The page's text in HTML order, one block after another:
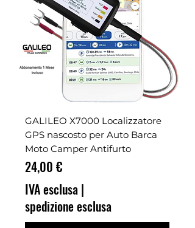
GALILEO X7000 Localizzatore
GPS nascosto per Auto Barca
Moto Camper Antifurto
Prezzo
24,00 €
IVA esclusa |
spedizione esclusa